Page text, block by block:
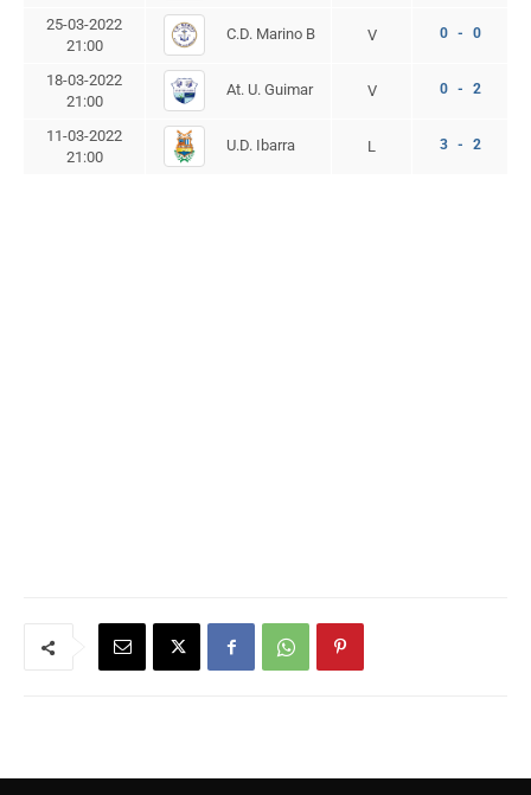
25-03-2022
21:00
C.D. Marino B V 0 - 0
18-03-2022
21:00
At. U. Guimar V 0 - 2
11-03-2022
21:00
U.D. Ibarra L 3 - 2